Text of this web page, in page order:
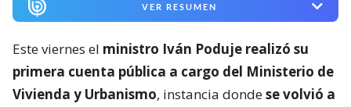
VER RESUMEN
Este viernes el ministro Iván Poduje realizó su
primera cuenta pública a cargo del Ministerio de
Vivienda y Urbanismo, instancia dondese volvió a